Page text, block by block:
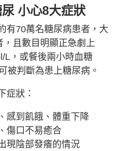
小心8大症狀
有70萬名糖尿病患者，大
且數目明顯正急劇上
L，或餐後兩小時血糖
被判斷為患上糖尿病。
症狀：
感到飢餓、體重下降
傷口不易癒合
現陰部發癢的情況